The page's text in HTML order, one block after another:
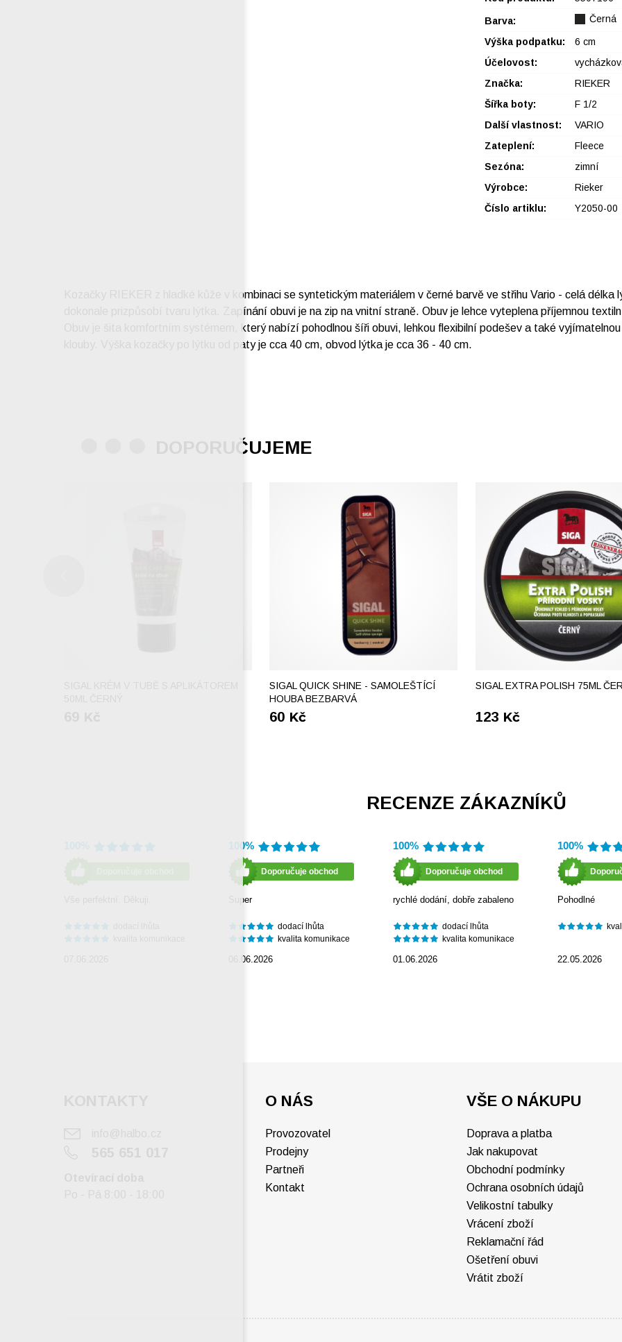
Barva: Černá
Výška podpatku:
6 cm
Účelovost:
Značka:
RIEKER
Šířka boty:
F 1/2
Další vlastnost:
VARIO
Zateplení:
Fleece
Sezóna:
zimní
Výrobce:
Rieker
Číslo artiklu:
Y2050-00
Kozačky RIEKER z hladké kůže v kombinaci se syntetickým materiálem v černé barvě ve střihu Vario - celá
dokonale prizpůsobí tvaru lýtka. Zapínání obuvi je na zip na vnitní straně. Obuv je lehce vyteplena příjemnou
Obuv je šita komfortním systémem, který nabízí pohodlnou šíři obuvi, lehkou flexibilní podešev a také
klouby. Výška kozačky po lýtku od paty je cca 40 cm, obvod lýtka je cca 36 - 40 cm.
DOPORUČUJEME
SIGAL QUICK SHINE - SAMOLEŠTÍCÍ
HOUBA BEZBARVÁ
60 Kč
SIGAL EXTRA POLISH 75ML
123 Kč
RECENZE ZÁKAZNÍKŮ
100%
Doporučuje obchod
Super
dodací lhůta
kvalita komunikace
06.06.2026
100%
Doporučuje obchod
rychlé dodání, dobře zabaleno
dodací lhůta
kvalita komunikace
01.06.2026
100%
Pohodlné
22.05.2026
O NÁS
Provozovatel
Prodejny
Partneři
Kontakt
VŠE O NÁKUPU
Doprava a platba
Jak nakupovat
Obchodní podmínky
Ochrana osobních údajů
Velikostní tabulky
Vrácení zboží
Reklamační řád
Ošetření obuvi
Vrátit zboží